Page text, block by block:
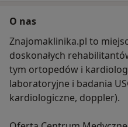
O nas
Znajomaklinika.pl to
doskonałych
tym ortopedów i
laboratoryjne i badania
kardiologiczne, doppler).